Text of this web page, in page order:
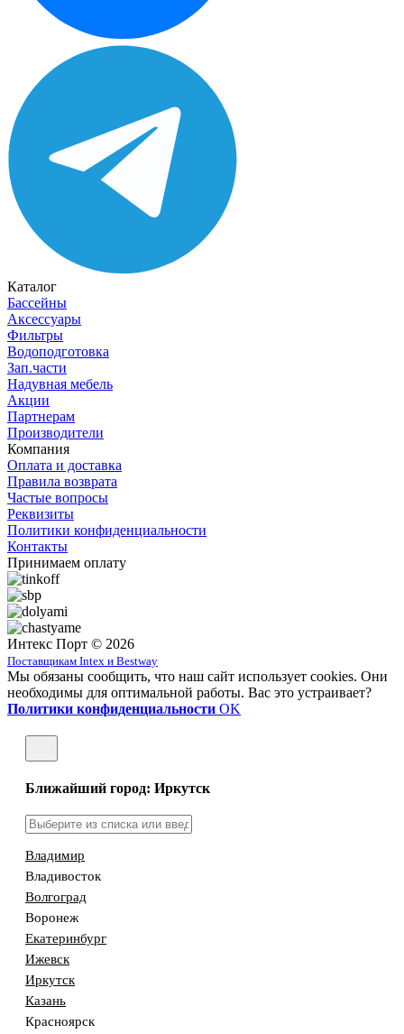
Каталог
Бассейны
Аксессуары
Фильтры
Водоподготовка
Зап.части
Надувная мебель
Акции
Партнерам
Производители
Компания
Оплата и доставка
Правила возврата
Частые вопросы
Реквизиты
Политики конфиденциальности
Контакты
Принимаем оплату
Интекс Порт © 2026
Поставщикам Intex и Bestway
Мы обязаны сообщить, что наш сайт использует cookies. Они
необходимы для оптимальной работы. Вас это устраивает?
Политики конфиденциальности OK
Ближайший город: Иркутск
Владимир
Владивосток
Волгоград
Воронеж
Екатеринбург
Ижевск
Иркутск
Казань
Красноярск